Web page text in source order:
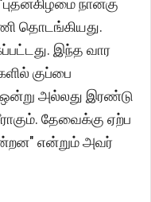
நான்கு
தொடங்கியது.
இந்த வார
குப்பை
"ஒன்று அல்லது இரண்டு
தேவைக்கு ஏற்ப
என்றும் அவர்